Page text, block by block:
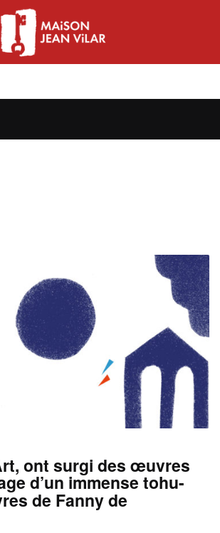
ont surgi des œuvres
d’un immense tohu-
de Fanny de